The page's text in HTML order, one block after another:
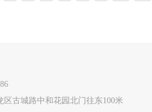
区古城路中和花园北门往东100米